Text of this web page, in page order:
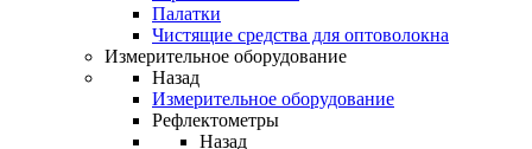
Палатки
Чистящие средства для оптоволокна
Измерительное оборудование
Назад
Измерительное оборудование
Рефлектометры
Назад